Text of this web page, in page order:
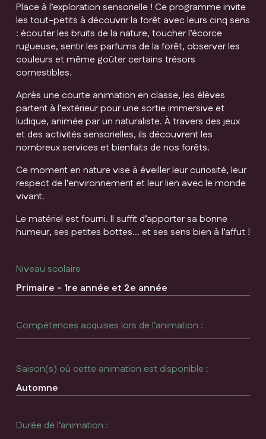
Place à l’exploration sensorielle ! Ce programme invite
les tout-petits à découvrir la forêt avec leurs cinq sens
: écouter les bruits de la nature, toucher l’écorce
rugueuse, sentir les parfums de la forêt, observer les
couleurs et même goûter certains trésors
comestibles.
Après une courte animation en classe, les élèves
partent à l’extérieur pour une sortie immersive et
ludique, animée par un naturaliste. À travers des jeux
et des activités sensorielles, ils découvrent les
nombreux services et bienfaits de nos forêts.
Ce moment en nature vise à éveiller leur curiosité, leur
respect de l’environnement et leur lien avec le monde
vivant.
Le matériel est fourni. Il suffit d’apporter sa bonne
humeur, ses petites bottes… et ses sens bien à l’affut !
Niveau scolaire
Primaire - 1re année et 2e année
Compétences acquises lors de l’animation :
Saison(s) où cette animation est disponible :
Automne
Durée de l’animation :